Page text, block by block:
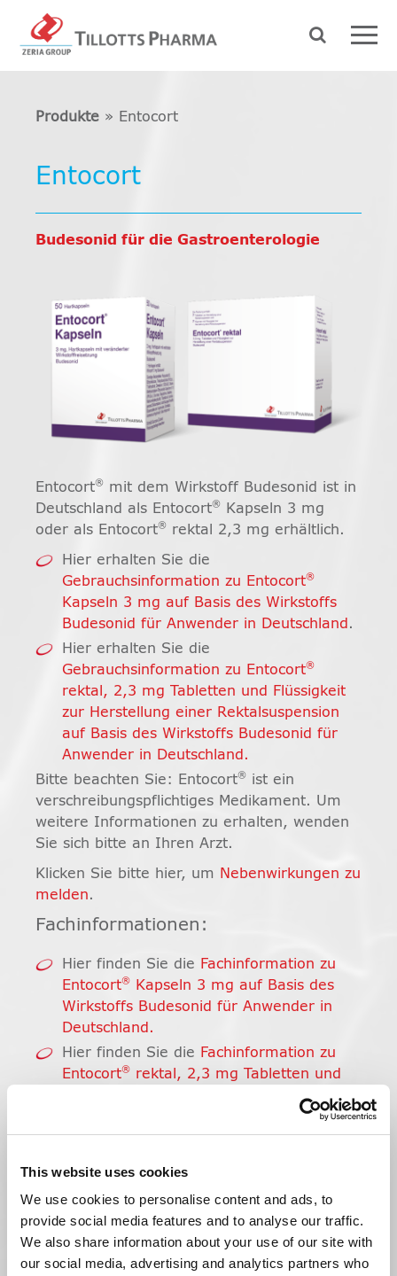
This website uses cookies
We use cookies to personalise content and ads, to
provide social media features and to analyse our traffic.
We also share information about your use of our site with
our social media, advertising and analytics partners who
Produkte » Entocort
Entocort
Budesonid für die Gastroenterologie
Entocort®
mit dem Wirkstoff Budesonid ist in
Deutschland als Entocort®
Kapseln 3 mg
oder als Entocort® rektal 2,3 mg erhältlich.
Hier erhalten Sie die
Gebrauchsinformation zu Entocort®
Kapseln 3 mg auf Basis des Wirkstoffs
Budesonid für Anwender in Deutschland .
Hier erhalten Sie die
Gebrauchsinformation zu Entocort®
rektal, 2,3 mg Tabletten und Flüssigkeit
zur Herstellung einer Rektalsuspension
auf Basis des Wirkstoffs Budesonid für
Anwender in Deutschland.
Bitte beachten Sie: Entocort®
ist ein
verschreibungspflichtiges Medikament. Um
weitere Informationen zu erhalten, wenden
Sie sich bitte an Ihren Arzt.
Klicken Sie bitte hier, um
Nebenwirkungen zu
melden.
Fachinformationen:
Hier finden Sie die
Fachinformation zu
Entocort®
Kapseln 3 mg auf Basis des
Wirkstoffs Budesonid für Anwender in
Deutschland.
Hier finden Sie die
Fachinformation zu
Entocort®
rektal, 2,3 mg Tabletten und
Rektalsuspension auf Basis des Wirkstoffs
Budesonid für Anwender in Deutschland.
Pflichttexte für Arzneimittel nach
Hier finden Sie den Pflichttext zu
Entocort®Kapseln 3 mg auf Basis des
Wirkstoffs Budesonid für Deutschland.